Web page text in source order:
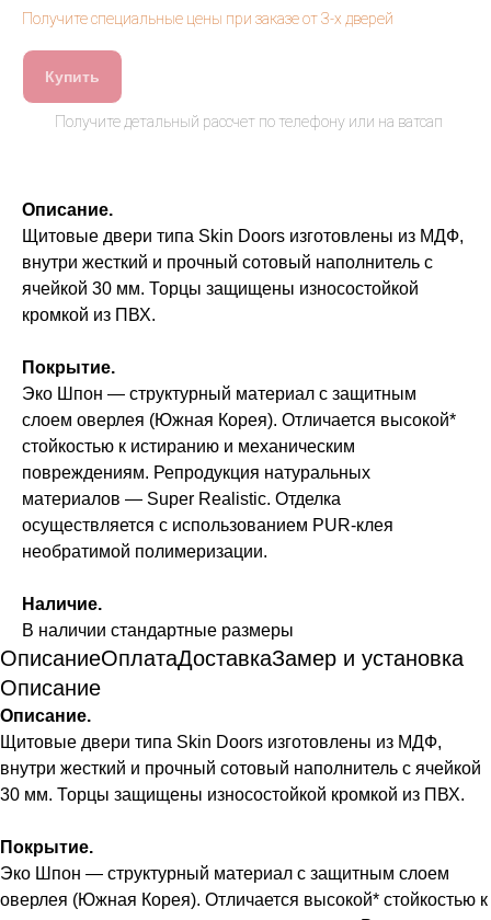
Купить
Описание.
Щитовые двери типа Skin Doors изготовлены из МДФ,
внутри жесткий и прочный сотовый наполнитель с
ячейкой 30 мм. Торцы защищены износостойкой
кромкой из ПВХ.
Покрытие.
Эко Шпон — структурный материал с защитным
слоем оверлея (Южная Корея). Отличается высокой*
стойкостью к истиранию и механическим
повреждениям. Репродукция натуральных
материалов — Super Realistic. Отделка
осуществляется с использованием PUR-клея
необратимой полимеризации.
Наличие.
В наличии стандартные размеры
ОписаниеОплатаДоставкаЗамер и установка
Описание
Описание.
Щитовые двери типа Skin Doors изготовлены из МДФ,
внутри жесткий и прочный сотовый наполнитель с ячейкой
30 мм. Торцы защищены износостойкой кромкой из ПВХ.
Покрытие.
Эко Шпон — структурный материал с защитным слоем
оверлея (Южная Корея). Отличается высокой* стойкостью к